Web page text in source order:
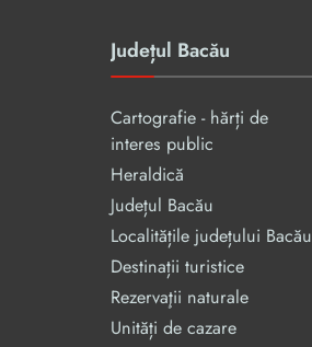
Județul Bacău
Cartografie - hărți de
interes public
Heraldică
Județul Bacău
Localitățile județului Bacău
Destinații turistice
Rezervaţii naturale
Unități de cazare